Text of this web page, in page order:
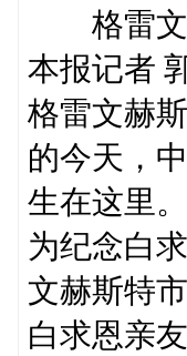
格雷文
本报记者
格雷文赫
的今天，
生在这里。
为纪念白
文赫斯特
白求恩亲